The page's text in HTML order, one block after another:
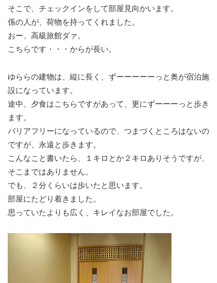
そこで、チェックインをして部屋見向かいます。
係の人が、荷物を持ってくれました。
おー、高級旅館ダァ。
こちらです・・・からが長い。
ゆららの建物は、縦に長く、ずーーーーーっと奥が宿泊施
設になっています。
途中、夕食はこちらですがあって、更にずーーーっと歩き
ます。
バリアフリーになっているので、つまづくところはないの
ですが、永遠と歩きます。
こんなこと書いたら、１キロとか２キロありそうですが、
そこまではありません。
でも、２分くらいは歩いたと思います。
部屋にたどり着きました。
思っていたよりも広く、キレイなお部屋でした。